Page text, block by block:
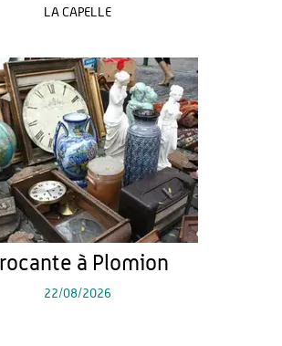
LA CAPELLE
à Plomion
22/08/2026